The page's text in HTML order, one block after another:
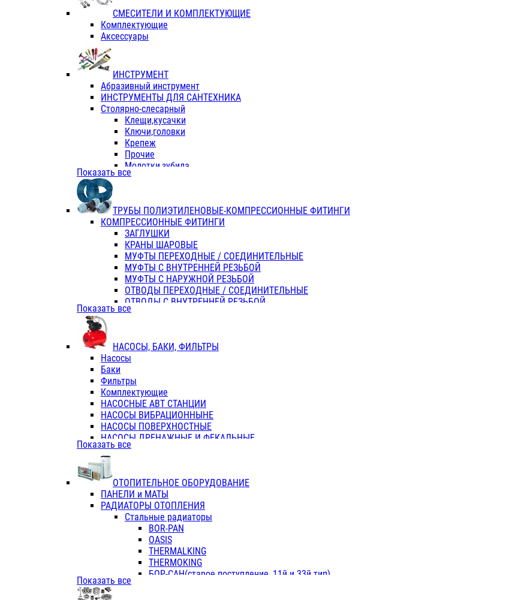
СМЕСИТЕЛИ И КОМПЛЕКТУЮЩИЕ
Комплектующие
Аксессуары
ИНСТРУМЕНТ
Абразивный инструмент
ИНСТРУМЕНТЫ ДЛЯ САНТЕХНИКА
Столярно-слесарный
Клещи,кусачки
Ключи,головки
Крепеж
Прочие
Молотки,зубила
Пассатижи,тонкогубцы,утконосы
Отвертки
Хоз. инвентарь
ЭЛ. ИНСТРУМЕНТ OASIS
Показать все
ТРУБЫ ПОЛИЭТИЛЕНОВЫЕ-КОМПРЕССИОННЫЕ ФИТИНГИ
КОМПРЕССИОННЫЕ ФИТИНГИ
ЗАГЛУШКИ
КРАНЫ ШАРОВЫЕ
МУФТЫ ПЕРЕХОДНЫЕ / СОЕДИНИТЕЛЬНЫЕ
МУФТЫ С ВНУТРЕННЕЙ РЕЗЬБОЙ
МУФТЫ С НАРУЖНОЙ РЕЗЬБОЙ
ОТВОДЫ ПЕРЕХОДНЫЕ / СОЕДИНИТЕЛЬНЫЕ
ОТВОДЫ С ВНУТРЕННЕЙ РЕЗЬБОЙ
ОТВОДЫ С НАРУЖНОЙ РЕЗЬБОЙ
ТРОЙНИКИ ПЕРЕХОДНЫЕ / СОЕДИНИТЕЛЬНЫЕ
ТРОЙНИКИ С ВНУТРЕННЕЙ РЕЗЬБОЙ
КОЛЬЦА РЕЗИНОВЫЕ
ТРУБЫ НАПОРНЫЕ
ТРУБЫ ГОФРИРОВАННЫЕ ДВУХСЛ.
ТРУБЫ ПОЛИЭТИЛЕНОВЫЕ
Показать все
НАСОСЫ, БАКИ, ФИЛЬТРЫ
Насосы
Баки
Фильтры
Комплектующие
НАСОСНЫЕ АВТ СТАНЦИИ
НАСОСЫ ВИБРАЦИОННЫНЕ
НАСОСЫ ПОВЕРХНОСТНЫЕ
НАСОСЫ ДРЕНАЖНЫЕ И ФЕКАЛЬНЫЕ
НАСОСЫ ПОВЫСИТ и ЦИРКУЛЯЦИОННЫЕ
НАСОСЫ СКВАЖИННЫЕ
Показать все
ОТОПИТЕЛЬНОЕ ОБОРУДОВАНИЕ
ПАНЕЛИ и МАТЫ
РАДИАТОРЫ ОТОПЛЕНИЯ
Стальные радиаторы
BOR-PAN
OASIS
THERMALKING
THERMOKING
БОР-САН(старое поступление, 11й и 33й тип)
Показать все